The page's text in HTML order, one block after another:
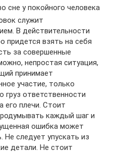
сне у покойного человека
служит
В действительности
придется взять на себя
за совершенные
непростая ситуация,
принимает
участие, только
груз ответственности
его плечи. Стоит
каждый шаг и
ошибка может
Не следует упускать из
детали. Не стоит